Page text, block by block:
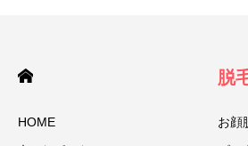
HOME
脱
お顔